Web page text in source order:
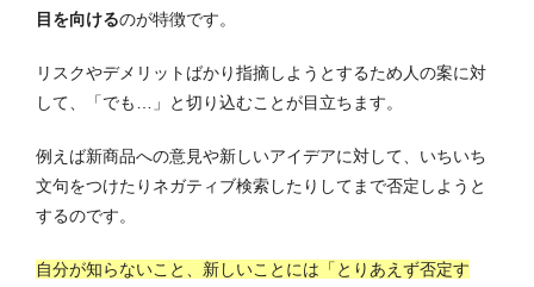
目を向けるのが特徴です。
リスクやデメリットばかり指摘しようとするため人の案に対
して、「でも…」と切り込むことが目立ちます。
例えば新商品への意見や新しいアイデアに対して、いちいち
文句をつけたりネガティブ検索したりしてまで否定しようと
するのです。
自分が知らないこと、新しいことには「とりあえず否定す